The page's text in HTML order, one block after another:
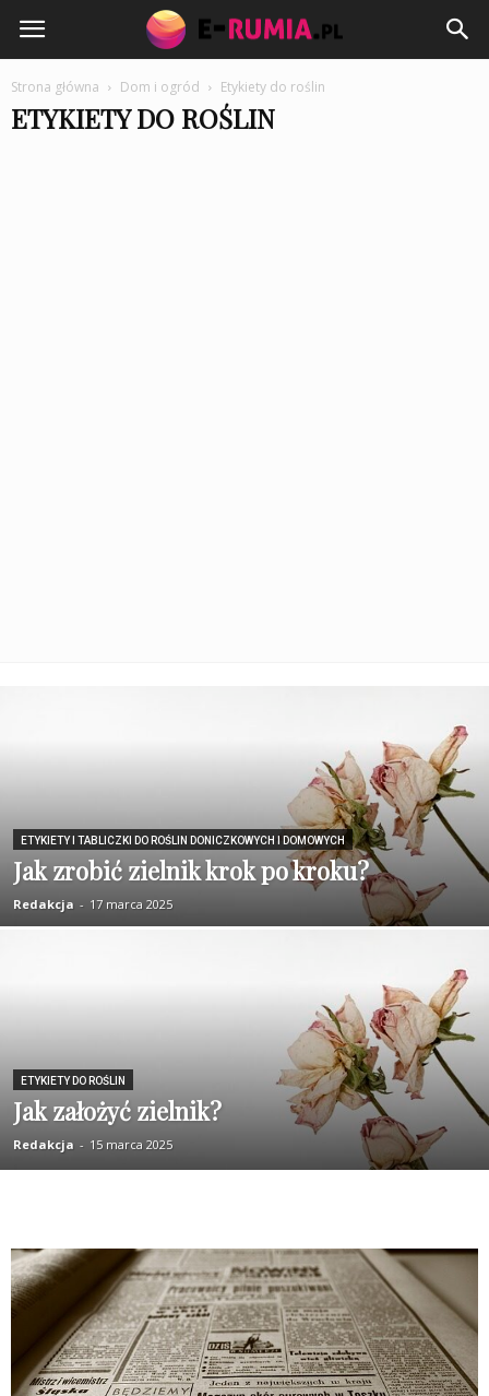
Rumia.pl
Strona główna Dom i ogród Etykiety do roślin
ETYKIETY DO ROŚLIN
ETYKIETY I TABLICZKI DO ROŚLIN DONICZKOWYCH I DOMOWYCH
Jak zrobić zielnik krok po kroku?
Redakcja - 17 marca 2025
ETYKIETY DO ROŚLIN
Jak założyć zielnik?
Redakcja - 15 marca 2025